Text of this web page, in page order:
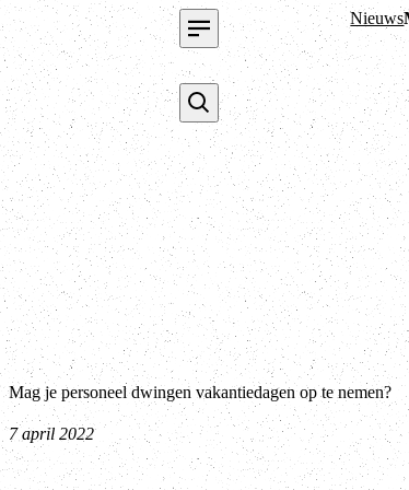
Nieuws
Mag je personeel dwingen vakantiedagen op te nemen?
7 april 2022